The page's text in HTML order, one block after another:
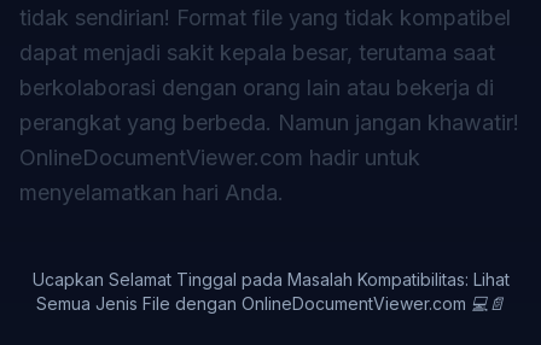
tidak sendirian! Format file yang tidak kompatibel
dapat menjadi sakit kepala besar, terutama saat
berkolaborasi dengan orang lain atau bekerja di
perangkat yang berbeda. Namun jangan khawatir!
OnlineDocumentViewer.com hadir untuk
menyelamatkan hari Anda.
Ucapkan Selamat Tinggal pada Masalah Kompatibilitas: Lihat
Semua Jenis File dengan OnlineDocumentViewer.com 💻📄